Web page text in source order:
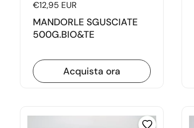
Prezzo di listino
€12,95 EUR
MANDORLE SGUSCIATE
500G.BIO&TE
Acquista ora